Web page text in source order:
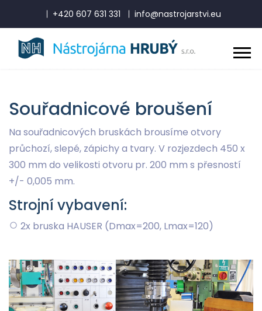
+420 607 631 331 info@nastrojarstvi.eu
Souřadnicové broušení
Na souřadnicových bruskách brousíme otvory
průchozí, slepé, zápichy a tvary. V rozjezdech 450 x
300 mm do velikosti otvoru pr. 200 mm s přesností
+/- 0,005 mm.
Strojní vybavení:
2x bruska HAUSER (Dmax=200, Lmax=120)